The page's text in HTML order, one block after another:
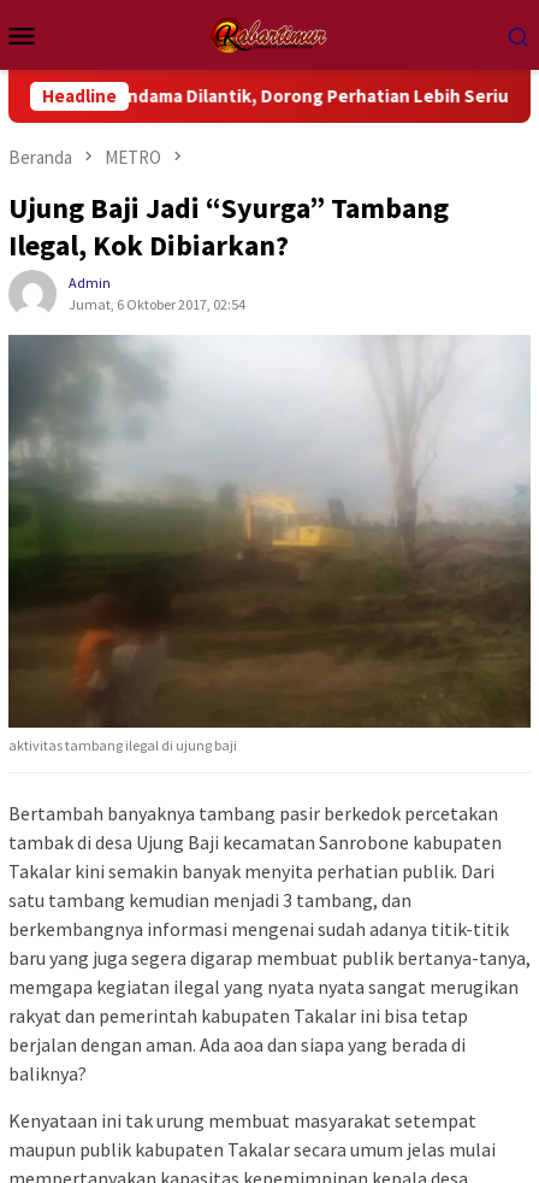
ke
kontenMobile
HeadlineDilantik, Dorong Perhatian Lebih Serius Terhadap Isu
Beranda METRO
Ujung Baji Jadi “Syurga” Tambang
Ilegal, Kok Dibiarkan?
Admin
Jumat, 6 Oktober 2017, 02:54
aktivitas tambang ilegal di ujung baji
Bertambah banyaknya tambang pasir berkedok percetakan
tambak di desa Ujung Baji kecamatan Sanrobone kabupaten
Takalar kini semakin banyak menyita perhatian publik. Dari
satu tambang kemudian menjadi 3 tambang, dan
berkembangnya informasi mengenai sudah adanya titik-titik
baru yang juga segera digarap membuat publik bertanya-tanya,
memgapa kegiatan ilegal yang nyata nyata sangat merugikan
rakyat dan pemerintah kabupaten Takalar ini bisa tetap
berjalan dengan aman. Ada aoa dan siapa yang berada di
baliknya?
Kenyataan ini tak urung membuat masyarakat setempat
maupun publik kabupaten Takalar secara umum jelas mulai
mempertanyakan kapasitas kepemimpinan kepala desa